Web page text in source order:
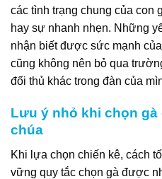
các tình trạng chung của con
hay sự nhanh nhẹn. Những
nhận biết được sức mạnh
cũng không nên bỏ qua
đối thủ khác trong đàn của
Lưu ý nhỏ khi chọn gà
chúa
Khi lựa chọn chiến kê, cách
vững quy tắc chọn gà được